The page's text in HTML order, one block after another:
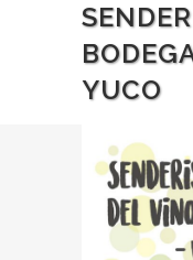
YUCO